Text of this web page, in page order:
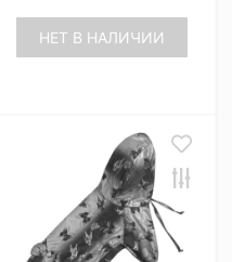
НЕТ В НАЛИЧИИ